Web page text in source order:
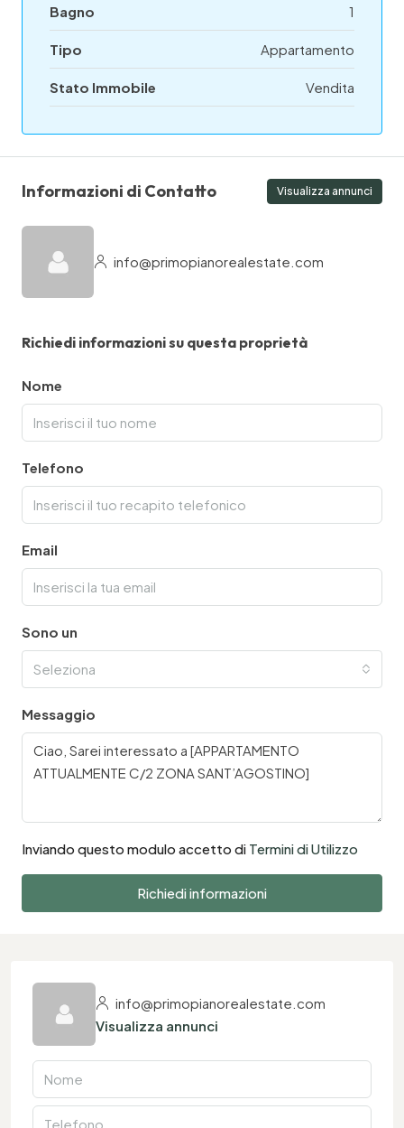
Bagno 1
Tipo Appartamento
Stato Immobile Vendita
Informazioni di Contatto Visualizza annunci
info@primopianorealestate.com
Richiedi informazioni su questa proprietà
Nome
Telefono
Email
Sono un
Seleziona
Messaggio
Inviando questo modulo accetto di Termini di Utilizzo
Richiedi informazioni
info@primopianorealestate.com
Visualizza annunci